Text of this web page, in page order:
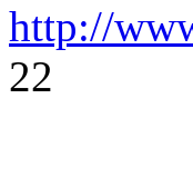
http://
22